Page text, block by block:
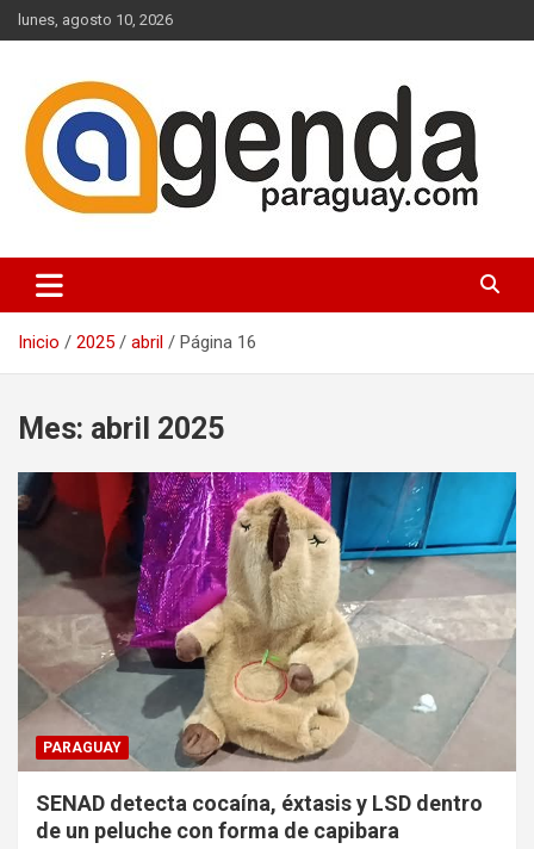
Saltar
al
lunes, agosto 10, 2026
Agenda Paraguay
Inicio 2025 abril Página 16
Mes: abril 2025
PARAGUAY
SENAD detecta cocaína, éxtasis y LSD dentro
de un peluche con forma de capibara